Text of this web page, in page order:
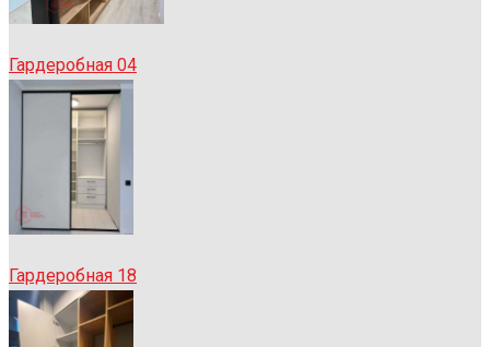
Гардеробная 04
Гардеробная 18